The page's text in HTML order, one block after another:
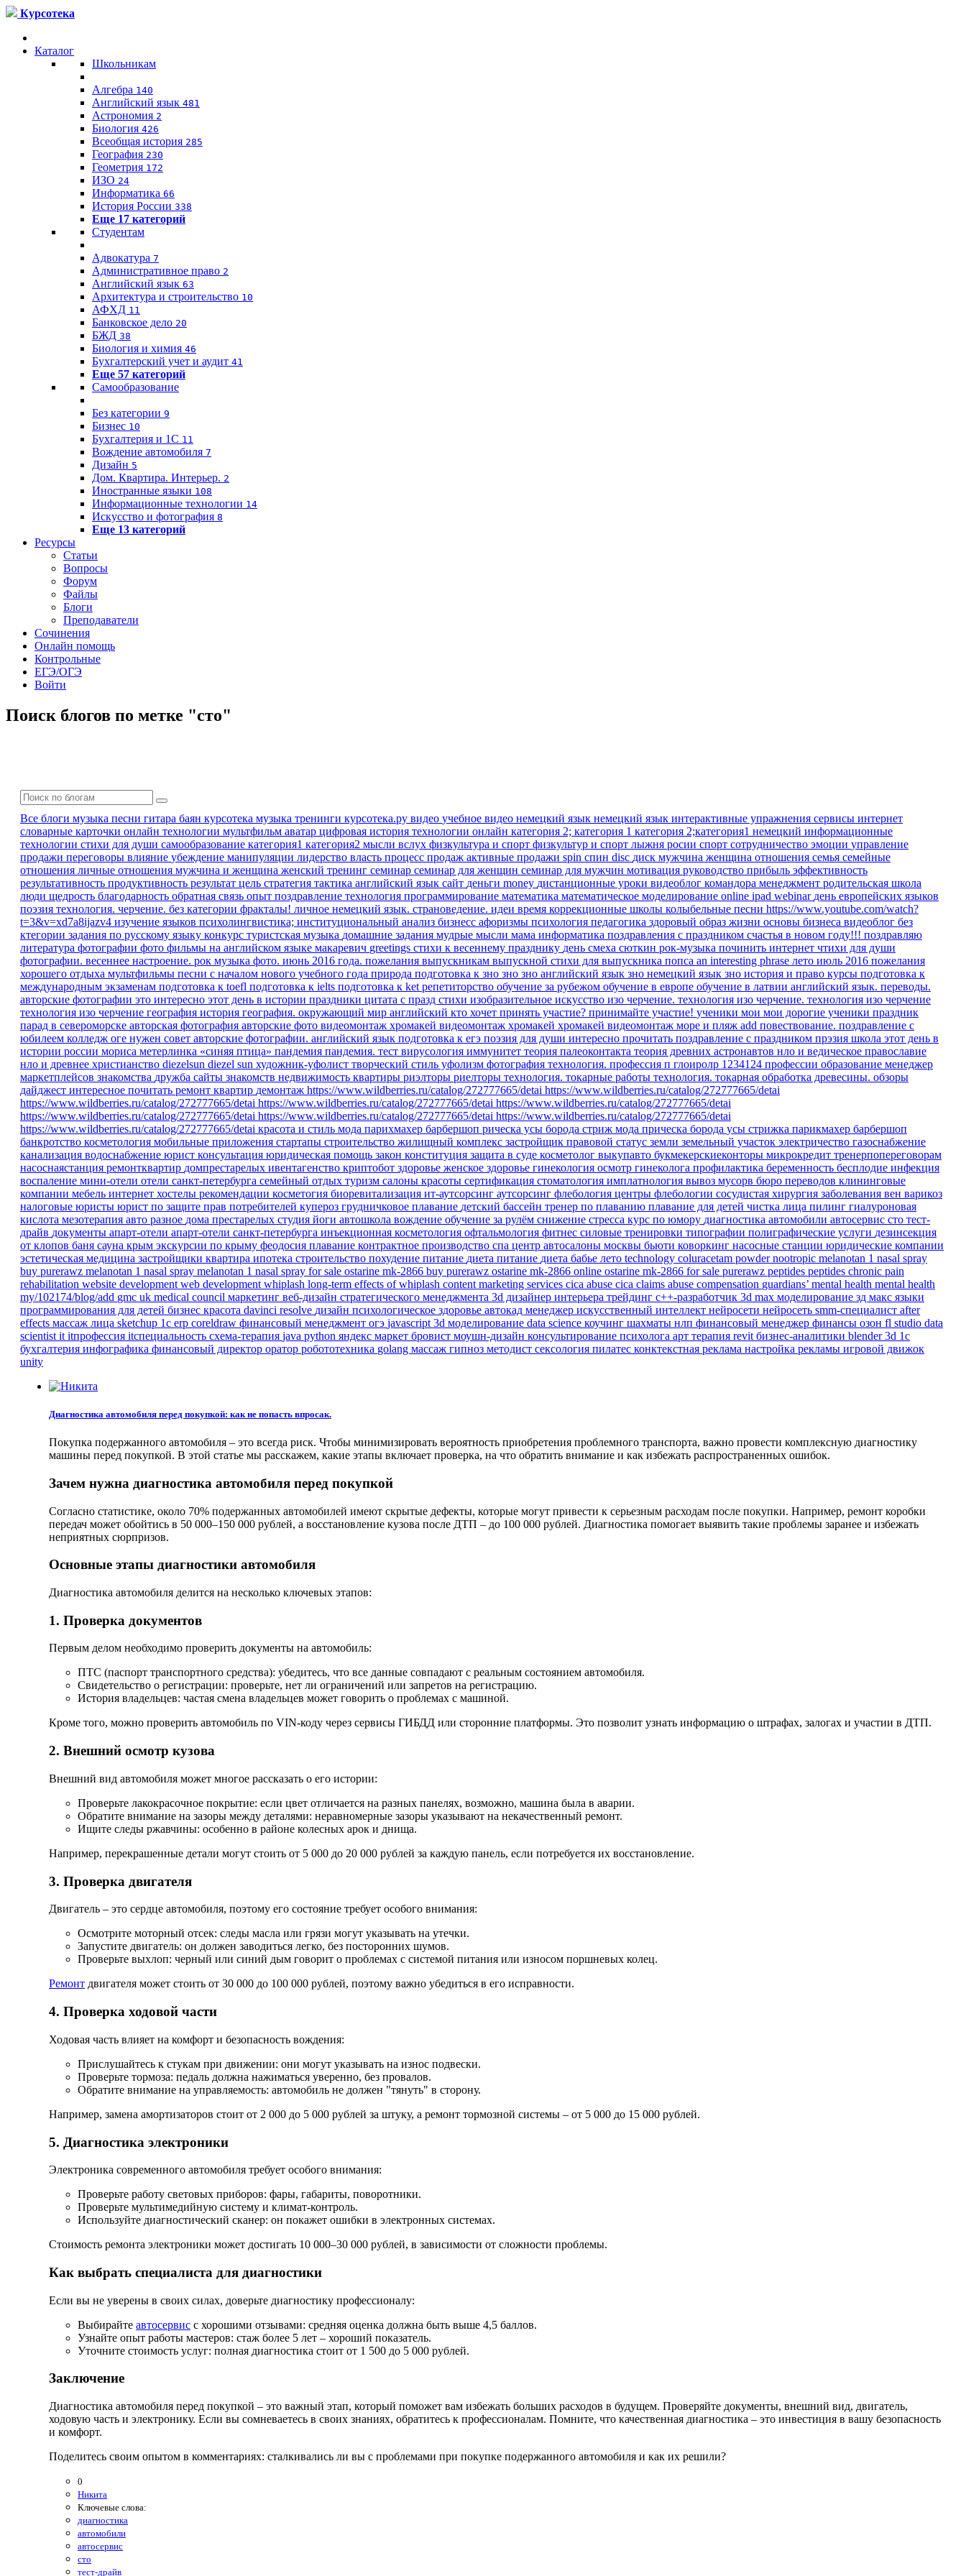
Курсотека
Каталог
Школьникам
Алгебра 140
Английский язык 481
Астрономия 2
Биология 426
Всеобщая история 285
География 230
Геометрия 172
ИЗО 24
Информатика 66
История России 338
Еще 17 категорий
Студентам
Адвокатура 7
Административное право 2
Английский язык 63
Архитектура и строительство 10
АФХД 11
Банковское дело 20
БЖД 38
Биология и химия 46
Бухгалтерский учет и аудит 41
Еще 57 категорий
Самообразование
Без категории 9
Бизнес 10
Бухгалтерия и 1C 11
Вождение автомобиля 7
Дизайн 5
Дом. Квартира. Интерьер. 2
Иностранные языки 108
Информационные технологии 14
Искусство и фотография 8
Еще 13 категорий
Ресурсы
Статьи
Вопросы
Форум
Файлы
Блоги
Преподаватели
Сочинения
Онлайн помощь
Контрольные
ЕГЭ/ОГЭ
Войти
Поиск блогов по метке "сто"
Все блоги музыка песни гитара баян курсотека музыка тренинги курсотека.ру видео учебное видео немецкий язык немецкий язык интерактивные упражнения сервисы интернет
словарные карточки онлайн технологии мультфильм аватар цифровая история технологии онлайн категория 2; категория 1 категория 2;категория1 немецкий информационные
технологии стихи для души самообразование категория1 категория2 мысли вслух физкультура и спорт физкультур и спорт лыжня росии спорт сотрудничество эмоции управление
продажи переговоры влияние убеждение манипуляции лидерство власть процесс продаж активные продажи spin спин disc диск мужчина женщина отношения семья семейные
отношения личные отношения мужчина и женщина женский тренинг семинар семинар для женщин семинар для мужчин мотивация руководство прибыль эффективность
результативность продуктивность результат цель стратегия тактика английский язык сайт деньги money дистанционные уроки видеоблог командора менеджмент родительская школа
люди щедрость благодарность обратная связь опыт поздравление технология программирование математика математическое моделирование online ipad webinar день европейских языков
поэзия технология. черчение. без категории фракталы! личное немецкий язык. страноведение. идеи время коррекционные школы колыбельные песни https://www.youtube.com/watch?
t=3&v=xd7a8ijazv4 изучение языков психолингвистика; институциональный анализ бизнесс афоризмы психология педагогика здоровый образ жизни основы бизнеса видеоблог без
ктегории задания по русскому языку конкурс туристская музыка домашние задания мудрые мысли мама информатика поздравления с праздником счастья в новом году!!! поздравляю
литература фотографии фото фильмы на английском языке макаревич greetings стихи к весеннему празднику день смеха сюткин рок-музыка починить интернет чтихи для души
фотографии. весеннее настроение. рок музыка фото. июнь 2016 года. пожелания выпускникам выпускной стихи для выпускника попса an interesting phrase лето июль 2016 пожелания
хорошего отдыха мультфильмы песни с началом нового учебного года природа подготовка к зно зно зно английский язык зно немецкий язык зно история и право курсы подготовка к
международным экзаменам подготовка к toefl подготовка к ielts подготовка к ket репетиторство обучение за рубежом обучение в европе обучение в латвии английский язык. переводы.
авторские фотографии это интересно этот день в истории праздники цитата с празд стихи изобразительное искусство изо черчение. технология изо черчение. технология изо черчение
технология изо черчение география история география. окружающий мир английский кто хочет принять участие? принимайте участие! ученики мои мои дорогие ученики праздник
парад в североморске авторская фотография авторские фото видеомонтаж хромакей видеомонтаж хромакей хромакей видеомонтаж море и пляж add повествование. поздравление с
юбилеем колледж оге нужен совет авторские фотографии. английский язык подготовка к егэ поэзия для души интересно прочитать поздравление с праздником прэзия школа этот день в
истории россии мориса метерлинка «синяя птица» пандемия пандемия. тест вирусология иммунитет теория палеоконтакта теория древних астронавтов нло и ведическое православие
нло и древнее христианство diezelsun diezel sun художник-уфолист творческий стиль уфолизм фотография технология. профессия п глоиролр 1234124 профессии образование менеджер
маркетплейсов знакомства дружба сайты знакомств недвижимость квартиры риэлторы риелторы технология. токарные работы технология. токарная обработка древесины. обзоры
дайджест интересное почитать ремонт квартир демонтаж https://www.wildberries.ru/catalog/272777665/detai https://www.wildberries.ru/catalog/272777665/detai
https://www.wildberries.ru/catalog/272777665/detai https://www.wildberries.ru/catalog/272777665/detai https://www.wildberries.ru/catalog/272777665/detai
https://www.wildberries.ru/catalog/272777665/detai https://www.wildberries.ru/catalog/272777665/detai https://www.wildberries.ru/catalog/272777665/detai
https://www.wildberries.ru/catalog/272777665/detai красота и стиль мода парихмахер барбершоп рическа усы борода стриж мода прическа борода усы стрижка парикмахер барбершоп
банкротство косметология мобильные приложения стартапы строительство жилищный комплекс застройщик правовой статус земли земельный участок электричество газоснабжение
канализация водоснабжение юрист консультация юридическая помощь закон конституция защита в суде косметолог выкупавто букмекерскиеконторы микрокредит тренерпопереговорам
насоснаястанция ремонтквартир домпрестарелых ивентагенство криптобот здоровье женское здоровье гинекология осмотр гинеколога профилактика беременность бесплодие инфекция
воспаление мини-отели отели санкт-петербурга семейный отдых туризм салоны красоты сертификация стоматология имплатнология вывоз мусорв бюро переводов клининговые
компании мебель интернет хостелы рекомендации косметогия биоревитализация ит-аутсорсинг аутсорсинг флебология центры флебологии сосудистая хирургия заболевания вен варикоз
налоговые юристы юрист по защите прав потребителей купероз грудничковое плавание детский бассейн тренер по плаванию плавание для детей чистка лица пилинг гиалуроновая
кислота мезотерапия авто разное дома престарелых студия йоги автошкола вождение обучение за рулём снижение стресса курс по юмору диагностика автомобили автосервис сто тест-
драйв документы апарт-отели апарт-отели санкт-петербурга инъекционная косметология офтальмология фитнес силовые тренировки типографии полиграфические услуги дезинсекция
от клопов баня сауна крым экскурсии по крыму феодосия плавание контрактное производство спа центр автосалоны москвы бьюти коворкинг насосные станции юридические компании
эстетическая медицина застройщики квартира ипотека строительство похудение питание диета питание диета бабье лето technology coluracetam powdernootropic melanotan 1 nasal spray
buy purerawz melanotan 1 nasal spray melanotan 1 nasal spray for sale ostarine mk-2866 buy purerawz ostarine mk-2866 online ostarine mk-2866 for sale purerawz peptides peptides chronic pain
rehabilitation website development web development whiplash long-term effects of whiplash content marketing services cica abuse cica claims abuse compensation guardians’ mental health mental health
my/102174/blog/add gmc uk medical council маркетинг веб-дизайн стратегического менеджмента 3d дизайнер интерьера трейдинг c++-разработчик 3d max моделирование зд макс языки
программирования для детей бизнес красота davinci resolve дизайн психологическое здоровье автокад менеджер искусственный интеллект нейросети нейросеть smm-специалист after
effects массаж лица sketchup 1с erp coreldraw финансовый менеджмент огэ javascript 3d моделирование data science коучинг шахматы нлп финансовый менеджер финансы озон fl studio data
scientist it itпрофессия itспециальность схема-терапия java python яндекс маркет бровист моушн-дизайн консультирование психолога арт терапия revit бизнес-аналитики blender 3d 1с
бухгалтерия инфографика финансовый директор оратор робототехника golang массаж гипноз методист сексология пилатес конктекстная реклама настройка рекламы игровой движок
unity
Диагностика автомобиля перед покупкой: как не попасть впросак.
Покупка подержанного автомобиля – это всегда риск. Чтобы минимизировать вероятность приобретения проблемного транспорта, важно провести комплексную диагностику
машины перед покупкой. В этой статье мы расскажем, какие этапы включает проверка, на что обратить внимание и как избежать распространенных ошибок.
Зачем нужна диагностика автомобиля перед покупкой
Согласно статистике, около 70% подержанных автомобилей имеют скрытые дефекты, которые могут привести к серьезным расходам после покупки. Например, ремонт коробки
передач может обойтись в 50 000–150 000 рублей, а восстановление кузова после ДТП – до 100 000 рублей. Диагностика помогает выявить такие проблемы заранее и избежать
неприятных сюрпризов.
Основные этапы диагностики автомобиля
Диагностика автомобиля делится на несколько ключевых этапов:
1. Проверка документов
Первым делом необходимо проверить документы на автомобиль:
ПТС (паспорт транспортного средства): убедитесь, что все данные совпадают с реальным состоянием автомобиля.
Свидетельство о регистрации: проверьте, нет ли ограничений или запретов на регистрацию.
История владельцев: частая смена владельцев может говорить о проблемах с машиной.
Кроме того, можно проверить автомобиль по VIN-коду через сервисы ГИБДД или сторонние платформы. Это позволит узнать информацию о штрафах, залогах и участии в ДТП.
2. Внешний осмотр кузова
Внешний вид автомобиля может многое рассказать о его истории:
Проверьте лакокрасочное покрытие: если цвет отличается на разных панелях, возможно, машина была в аварии.
Обратите внимание на зазоры между деталями: неравномерные зазоры указывают на некачественный ремонт.
Ищите следы ржавчины: особенно в районе колесных арок и днища.
Например, перекрашенные детали могут стоить от 5 000 до 20 000 рублей за каждую панель, если потребуется их восстановление.
3. Проверка двигателя
Двигатель – это сердце автомобиля, поэтому его состояние требует особого внимания:
Осмотрите моторный отсек: следы масла или грязи могут указывать на утечки.
Запустите двигатель: он должен заводиться легко, без посторонних шумов.
Проверьте выхлоп: черный или синий дым говорит о проблемах с системой питания или износом поршневых колец.
Ремонт двигателя может стоить от 30 000 до 100 000 рублей, поэтому важно убедиться в его исправности.
4. Проверка ходовой части
Ходовая часть влияет на комфорт и безопасность вождения:
Прислушайтесь к стукам при движении: они могут указывать на износ подвески.
Проверьте тормоза: педаль должна нажиматься уверенно, без провалов.
Обратите внимание на управляемость: автомобиль не должен "тянуть" в сторону.
Например, замена амортизаторов стоит от 2 000 до 5 000 рублей за штуку, а ремонт тормозной системы – от 5 000 до 15 000 рублей.
5. Диагностика электроники
Электроника современного автомобиля требует особого внимания:
Проверьте работу световых приборов: фары, габариты, поворотники.
Проверьте мультимедийную систему и климат-контроль.
Используйте диагностический сканер: он покажет ошибки в электронных системах.
Стоимость ремонта электроники может достигать 10 000–30 000 рублей, в зависимости от сложности проблемы.
Как выбрать специалиста для диагностики
Если вы не уверены в своих силах, доверьте диагностику профессионалу:
Выбирайте автосервис с хорошими отзывами: средняя оценка должна быть выше 4,5 баллов.
Узнайте опыт работы мастеров: стаж более 5 лет – хороший показатель.
Уточните стоимость услуг: полная диагностика стоит от 1 500 до 5 000 рублей.
Заключение
Диагностика автомобиля перед покупкой – это важный этап, который поможет вам избежать больших расходов в будущем. Проверяйте документы, внешний вид, двигатель,
ходовую часть и электронику. Если вы сомневаетесь в своих знаниях, обратитесь к профессионалам. Помните, что качественная диагностика – это инвестиция в вашу безопасность
и комфорт.
Поделитесь своим опытом в комментариях: сталкивались ли вы с проблемами при покупке подержанного автомобиля и как их решили?
0
Никита
Ключевые слова:
диагностика
автомобили
автосервис
сто
тест-драйв